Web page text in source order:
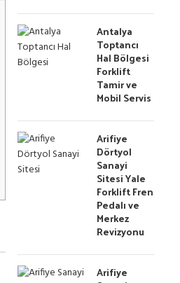
Antalya
Toptancı
Hal Bölgesi
Forklift
Tamir ve
Mobil Servis
Arifiye
Dörtyol
Sanayi
Sitesi Yale
Forklift Fren
Pedalı ve
Merkez
Revizyonu
Arifiye